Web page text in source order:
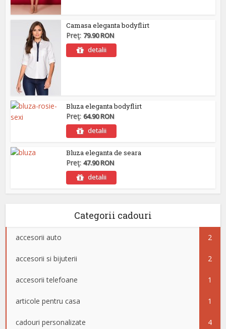
Camasa eleganta bodyflirt
Preţ:79.90 RON
detalii
Bluza eleganta bodyflirt
Preţ: 64.90 RON
detalii
Bluza eleganta de seara
Preţ:47.90 RON
detalii
Categorii cadouri
accesorii auto 2
accesorii si bijuterii 2
accesorii telefoane 1
articole pentru casa 1
cadouri personalizate 4